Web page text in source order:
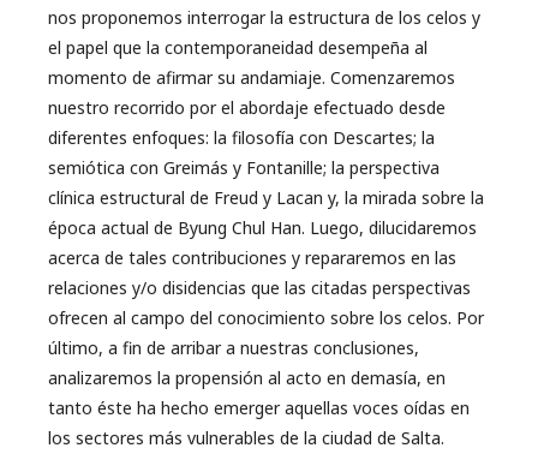
nos proponemos interrogar la estructura de los celos y
el papel que la contemporaneidad desempeña al
momento de afirmar su andamiaje. Comenzaremos
nuestro recorrido por el abordaje efectuado desde
diferentes enfoques: la filosofía con Descartes; la
semiótica con Greimás y Fontanille; la perspectiva
clínica estructural de Freud y Lacan y, la mirada sobre la
época actual de Byung Chul Han. Luego, dilucidaremos
acerca de tales contribuciones y repararemos en las
relaciones y/o disidencias que las citadas perspectivas
ofrecen al campo del conocimiento sobre los celos. Por
último, a fin de arribar a nuestras conclusiones,
analizaremos la propensión al acto en demasía, en
tanto éste ha hecho emerger aquellas voces oídas en
los sectores más vulnerables de la ciudad de Salta.